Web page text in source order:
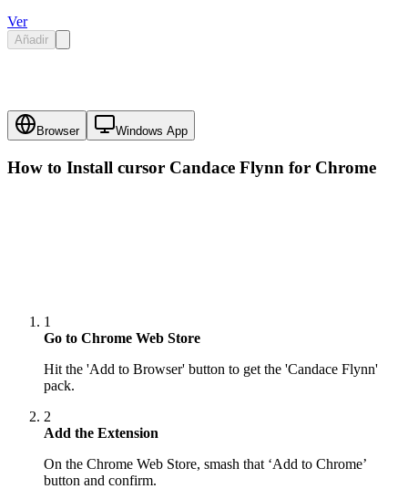
Ver
Añadir
Browser Windows App
How to Install cursor Candace Flynn for Chrome
1
Go to Chrome Web Store
Hit the 'Add to Browser' button to get the 'Candace Flynn'
pack.
2
Add the Extension
On the Chrome Web Store, smash that ‘Add to Chrome’
button and confirm.